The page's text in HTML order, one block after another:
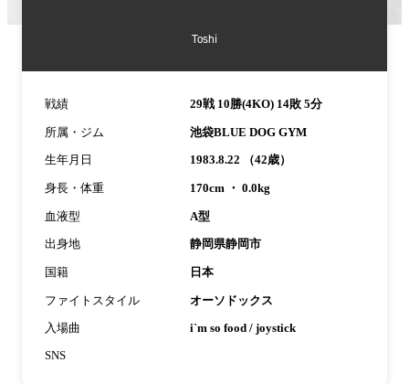
Toshi
戦績 29戦 10勝(4KO) 14敗 5分
所属・ジム 池袋BLUE DOG GYM
生年月日 1983.8.22 （42歳）
身長・体重 170cm ・ 0.0kg
血液型 A型
出身地 静岡県静岡市
国籍 日本
ファイトスタイル オーソドックス
入場曲 i`m so food / joystick
SNS